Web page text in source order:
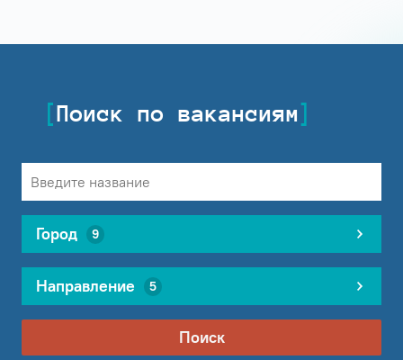
Поиск по вакансиям
Город 9
Направление 5
Поиск